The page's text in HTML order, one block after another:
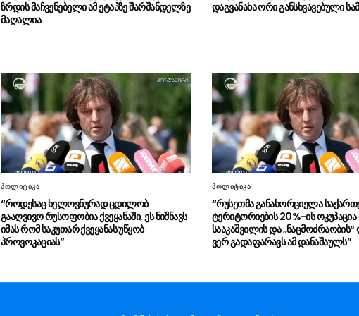
ზრდის მაჩვენებელი ამ ეტაპზე შარშანდელზე
მაღალია
დაგვანახა ორი განსხვავებული
პოლიტიკა
“როდესაც ხელოვნურად ცდილობ
გააღვივო რუსოფობია ქვეყანაში, ეს ნიშნავს
იმას რომ საკუთარ ქვეყანას უწყობ
პროვოკაციას”
პოლიტიკა
“რუსეთმა განახორციელა
ტერიტორიების 20%-ის
სააკაშვილის და
ვერ გადაფარავს ამ დანაშაულს”